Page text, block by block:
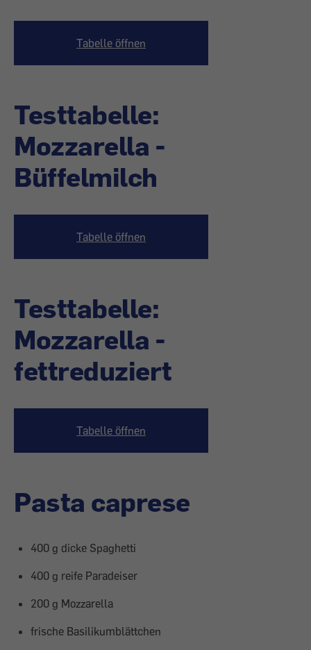
Tabelle öffnen
Testtabelle:
Mozzarella -
Büffelmilch
Tabelle öffnen
Testtabelle:
Mozzarella -
fettreduziert
Tabelle öffnen
Pasta caprese
400 g dicke Spaghetti
400 g reife Paradeiser
200 g Mozzarella
frische Basilikumblättchen